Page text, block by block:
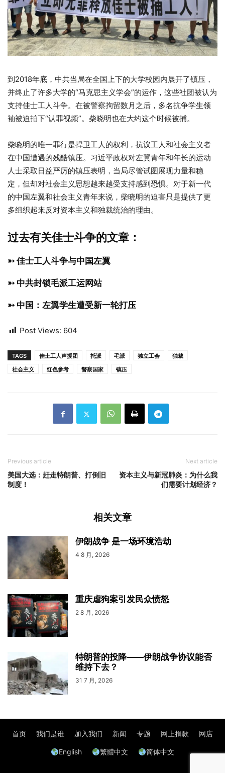
到2018年底，中共当局在全国上下的大学校园内展开了镇压，
并终止了许多大学的“马克思主义学会”的运作，这些社团被认为
支持佳士工人斗争。在被警察拘留数月之后，多名抗争学生领
袖被迫拍下“认罪视频”。柴晓明也在大约这个时候被捕。
柴晓明的唯一罪行是捍卫工人的权利，抗议工人和社会主义者
在中国遭遇的残酷镇压。习近平政权对左翼青年和年长的运动
人士采取日益严厉的镇压表明，当局尽管试图展现力量和稳
定，但却对社会主义思想越来越受支持感到恐惧。对于新一代
的中国左翼和社会主义青年来说，柴晓明的迫害只是提供了更
多组织起来反对资本主义和独裁统治的理由。
过去有关佳士斗争的文章：
➳ 佳士工人斗争与中国左翼
➳ 中共封锁毛派工运网站
➳ 中国：左翼学生遭受新一轮打压
Post Views: 604
TAGS 佳士工人声援团 托派 毛派 独立工会
独裁
社会主义
红色参考 警察国家 镇压
Previous article
美国大选：赶走特朗普、打倒旧
制度！
Next article
资本主义与新冠肺炎：为什么我
们需要计划经济？
相关文章
伊朗战争 是一场环境浩劫
4 8 月, 2026
重庆虐狗案引发民众愤怒
2 8 月, 2026
特朗普的投降——伊朗战争协议能否
维持下去？
31 7 月, 2026
首页 我们是谁 加入我们 新闻 专题 网上捐款 网店
English 繁體中文 简体中文